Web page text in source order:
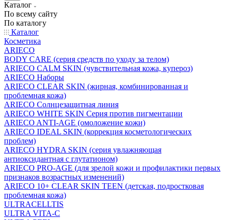
Каталог
По всему сайту
По каталогу
Каталог
Косметика
ARIECO
BODY CARE (серия средств по уходу за телом)
ARIECO CALM SKIN (чувствительная кожа, купероз)
ARIECO Наборы
ARIECO CLEAR SKIN (жирная, комбинированная и
проблемная кожа)
ARIECO Солнцезащитная линия
ARIECO WHITE SKIN Серия против пигментации
ARIECO ANTI-AGE (омоложение кожи)
ARIECO IDEAL SKIN (коррекция косметологических
проблем)
ARIECO HYDRA SKIN (серия увлажняющая
антиоксидантная с глутатионом)
ARIECO PRO-AGE (для зрелой кожи и профилактики первых
признаков возрастных изменений)
ARIECO 10+ CLEAR SKIN TEEN (детская, подростковая
проблемная кожа)
ULTRACELLTIS
ULTRA VITA-C